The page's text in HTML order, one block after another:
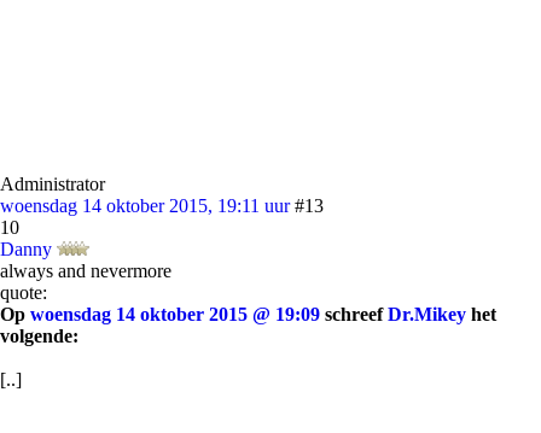
Administrator
woensdag 14 oktober 2015, 19:11 uur #13
10
Danny
always and nevermore
quote:
Op woensdag 14 oktober 2015 @ 19:09 schreefDr.Mikey het
volgende:
[..]